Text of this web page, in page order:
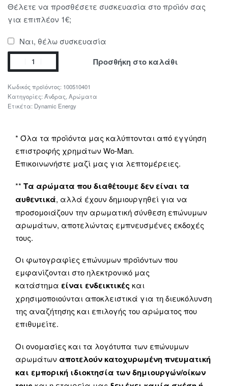
Θέλετε να προσθέσετε συσκευασία στο προϊόν σας
για επιπλέον 1€;
Ναι, θέλω συσκευασία
Προσθήκη στο καλάθι
100510401
Κατηγορίες: Άνδρας Αρώματα
Ετικέτα: Dynamic Energy
* Όλα τα προϊόντα μας καλύπτονται από εγγύηση
επιστροφής χρημάτων Wo-Man.
Επικοινωνήστε μαζί μας για λεπτομέρειες.
** Τα αρώματα που διαθέτουμε δεν είναι τα
αυθεντικά, αλλά έχουν δημιουργηθεί για να
προσομοιάζουν την αρωματική σύνθεση επώνυμων
αρωμάτων, αποτελώντας εμπνευσμένες εκδοχές
τους.
Οι φωτογραφίες επώνυμων προϊόντων που
εμφανίζονται στο ηλεκτρονικό μας
κατάστημα είναι ενδεικτικές και
χρησιμοποιούνται αποκλειστικά για τη διευκόλυνση
της αναζήτησης και επιλογής του αρώματος που
επιθυμείτε.
Οι ονομασίες και τα λογότυπα των επώνυμων
αρωμάτων αποτελούν κατοχυρωμένη πνευματική
και εμπορική ιδιοκτησία των δημιουργών/οίκων